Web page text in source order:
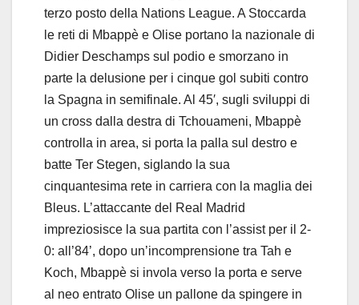
terzo posto della Nations League. A Stoccarda
le reti di Mbappè e Olise portano la nazionale di
Didier Deschamps sul podio e smorzano in
parte la delusione per i cinque gol subiti contro
la Spagna in semifinale. Al 45′, sugli sviluppi di
un cross dalla destra di Tchouameni, Mbappè
controlla in area, si porta la palla sul destro e
batte Ter Stegen, siglando la sua
cinquantesima rete in carriera con la maglia dei
Bleus. L’attaccante del Real Madrid
impreziosisce la sua partita con l’assist per il 2-
0: all’84’, dopo un’incomprensione tra Tah e
Koch, Mbappè si invola verso la porta e serve
al neo entrato Olise un pallone da spingere in